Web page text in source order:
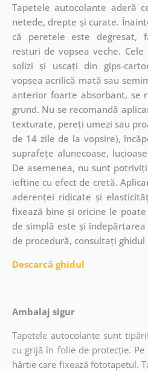
Tapetele autocolante aderă
netede, drepte și curate.
că peretele este degresat,
resturi de vopsea veche.
solizi și uscați din gips-
vopsea acrilică mată sau
anterior foarte absorbant, se
grund. Nu se recomandă
texturate, pereți umezi sau
de 14 zile de la vopsire),
suprafețe alunecoase,
De asemenea, nu sunt
ieftine cu efect de cretă.
aderenței ridicate și
fixează bine și oricine le
de simplă este și
de procedură, consultați
Descarcă ghidul
Ambalaj sigur
Tapetele autocolante sunt
cu grijă în folie de protecție.
hârtie care fixează fototapetul.